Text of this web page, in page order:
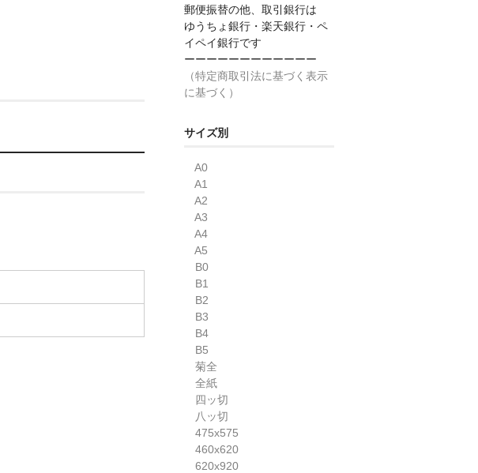
郵便振替の他、取引銀行は
ゆうちょ銀行・楽天銀行・ペ
イペイ銀行です
ーーーーーーーーーーーー
（特定商取引法に基づく表示
に基づく）
サイズ別
A0
A1
A2
A3
A4
A5
B0
B1
B2
B3
B4
B5
菊全
全紙
四ッ切
八ッ切
475x575
460x620
620x920